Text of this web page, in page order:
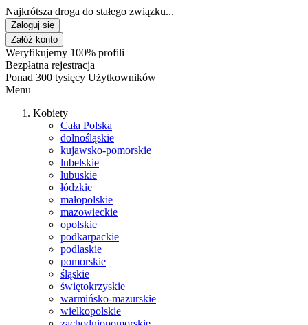
Najkrótsza droga do stałego związku...
Zaloguj się
Załóż konto
Weryfikujemy 100% profili
Bezpłatna rejestracja
Ponad 300 tysięcy Użytkowników
Menu
Kobiety
Cała Polska
dolnośląskie
kujawsko-pomorskie
lubelskie
lubuskie
łódzkie
małopolskie
mazowieckie
opolskie
podkarpackie
podlaskie
pomorskie
śląskie
świętokrzyskie
warmińsko-mazurskie
wielkopolskie